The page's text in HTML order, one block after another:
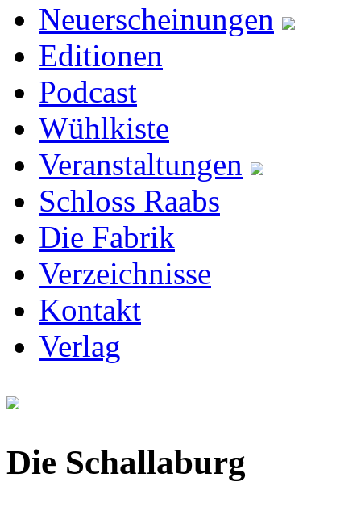
Neuerscheinungen
Editionen
Podcast
Wühlkiste
Veranstaltungen
Schloss Raabs
Die Fabrik
Verzeichnisse
Kontakt
Verlag
Die Schallaburg